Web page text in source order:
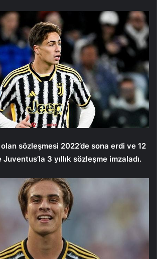
sözleşmesi 2022’de sona erdi ve 12
Juventus’la 3 yıllık sözleşme imzaladı.